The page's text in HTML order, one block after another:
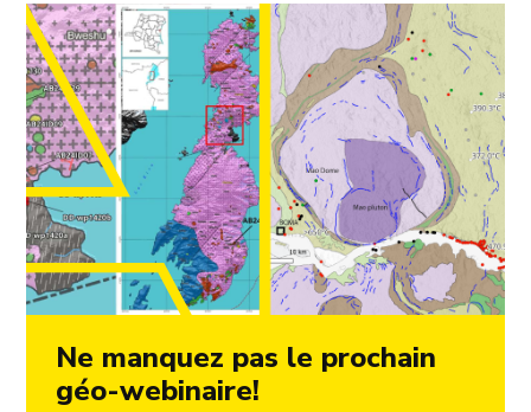
Ne manquez pas le prochain
géo-webinaire!